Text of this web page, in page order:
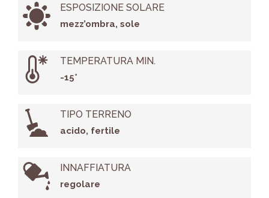
ESPOSIZIONE SOLARE
mezz’ombra, sole
TEMPERATURA MIN.
-15°
TIPO TERRENO
acido, fertile
INNAFFIATURA
regolare